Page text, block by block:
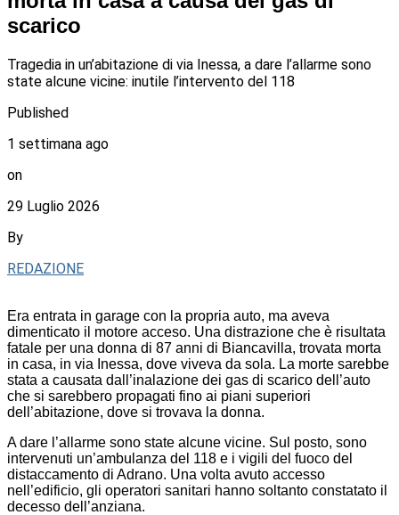
scarico
Tragedia in un’abitazione di via Inessa, a dare l’allarme sono
state alcune vicine: inutile l’intervento del 118
Published
1 settimana ago
on
29 Luglio 2026
By
REDAZIONE
Era entrata in garage con la propria auto, ma aveva
dimenticato il motore acceso. Una distrazione che è risultata
fatale per una donna di 87 anni di Biancavilla, trovata morta
in casa, in via Inessa, dove viveva da sola. La morte sarebbe
stata a causata dall’inalazione dei gas di scarico dell’auto
che si sarebbero propagati fino ai piani superiori
dell’abitazione, dove si trovava la donna.
A dare l’allarme sono state alcune vicine. Sul posto, sono
intervenuti un’ambulanza del 118 e i vigili del fuoco del
distaccamento di Adrano. Una volta avuto accesso
nell’edificio, gli operatori sanitari hanno soltanto constatato il
decesso dell’anziana.